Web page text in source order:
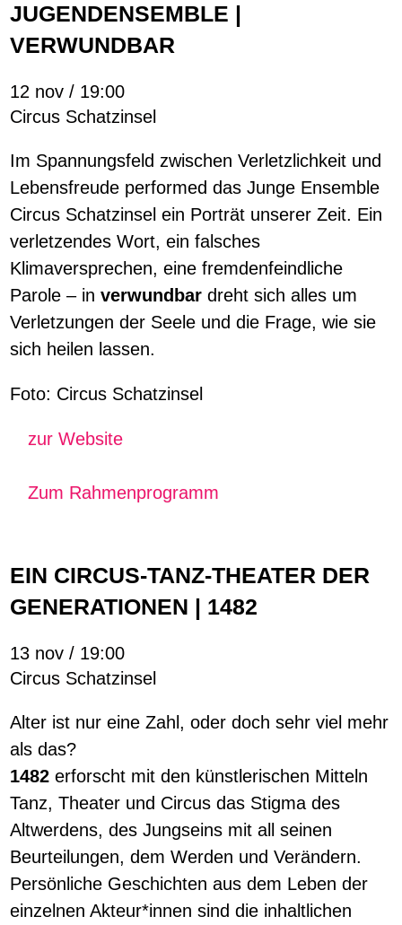
JUGENDENSEMBLE |
VERWUNDBAR
12 nov / 19:00
Circus Schatzinsel
Im Spannungsfeld zwischen Verletzlichkeit und
Lebensfreude performed das Junge Ensemble
Circus Schatzinsel ein Porträt unserer Zeit. Ein
verletzendes Wort, ein falsches
Klimaversprechen, eine fremdenfeindliche
Parole – inverwundbar dreht sich alles um
Verletzungen der Seele und die Frage, wie sie
sich heilen lassen.
Foto: Circus Schatzinsel
zur Website
Zum Rahmenprogramm
EIN CIRCUS-TANZ-THEATER DER
GENERATIONEN | 1482
13 nov / 19:00
Circus Schatzinsel
Alter ist nur eine Zahl, oder doch sehr viel mehr
als das?
1482 erforscht mit den künstlerischen Mitteln
Tanz, Theater und Circus das Stigma des
Altwerdens, des Jungseins mit all seinen
Beurteilungen, dem Werden und Verändern.
Persönliche Geschichten aus dem Leben der
einzelnen Akteur*innen sind die inhaltlichen